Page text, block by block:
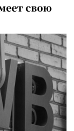
свою